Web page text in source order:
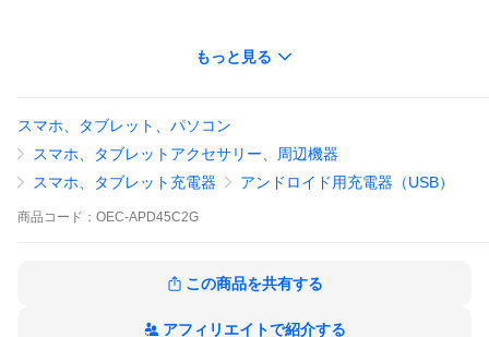
※接続する機器に合わせたケーブルをご用意ください。
※すべての機器での動作を保証するものではありません。
■入力仕様：AC100V-240V 50/60Hz 1.3A商品情報の全ては「商品
説明」をご確認ください。
クト 高出力 スリム 2台同時充電 PSE適合製品 安全設計
＜商品情報（詳細）＞
もっと見る
スマホ、タブレット、パソコン
スマホ、タブレットアクセサリー、周辺機器
スマホ、タブレット充電器
アンドロイド用充電器（USB）
商品 コード： OEC-APD45C2G
この商品を共有する
アフィリエイトで紹介する